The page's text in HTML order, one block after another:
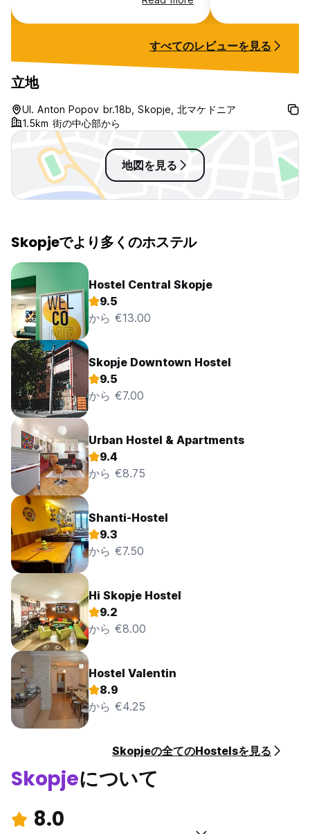
size dining room table, so I ate off
the room so it was hard to get
things out of my suitcase. A rug or
bath mat in the bathroom would
have been nice when getting out
of the shower. It was cold, without
a visible heat source. It was a 15-
20 minute walk to center.
1 pot, kettle).
More like a self-
for meeting
want alone time.
すべてのレビューを見る
立地
Ul. Anton Popov br.18b, Skopje, 北マケドニア
1.5km 街の中心部から
地図を見る
Skopjeでより多くのホステル
Hostel Central Skopje
9.5
から €13.00
Skopje Downtown Hostel
9.5
から €7.00
Urban Hostel & Apartments
9.4
から €8.75
Shanti-Hostel
9.3
から €7.50
Hi Skopje Hostel
9.2
から €8.00
Hostel Valentin
8.9
から €4.25
Skopjeの全てのHostelsを見る
Skopjeについて
8.0